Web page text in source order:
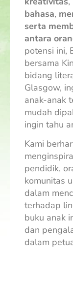
bahasa,
serta
antara
potensi ini,
bersama
bidang
Glasgow,
anak-anak
mudah
ingin tahu
Kami
pendidik,
komunitas
dalam
terhadap
buku anak
dan
dalam